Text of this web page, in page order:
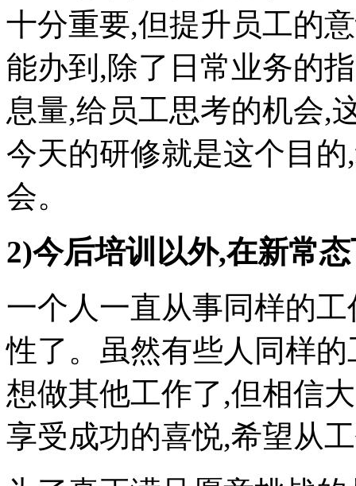
十分重要,但提升员工的
能办到,除了日常业务的
息量,给员工思考的机会,
今天的研修就是这个目
会。
2)今后培训以外,在新常
一个人一直从事同样的
性了。虽然有些人同样
想做其他工作了,但相信
享受成功的喜悦,希望从